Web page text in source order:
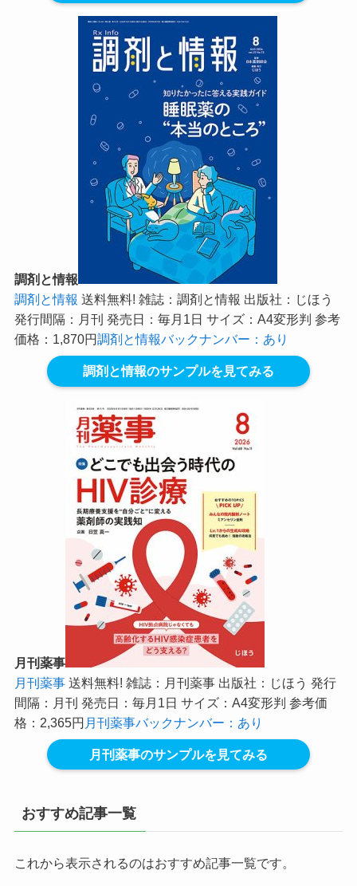
調剤と情報
調剤と情報 送料無料! 雑誌：調剤と情報 出版社：じほう
発行間隔：月刊 発売日：毎月1日 サイズ：A4変形判 参考
価格：1,870円調剤と情報バックナンバー：あり
調剤と情報のサンプルを見てみる
月刊薬事
月刊薬事送料無料! 雑誌：月刊薬事 出版社：じほう 発行
間隔：月刊 発売日：毎月1日 サイズ：A4変形判 参考価
格：2,365円 月刊薬事バックナンバー：あり
月刊薬事のサンプルを見てみる
おすすめ記事一覧
これから表示されるのはおすすめ記事一覧です。